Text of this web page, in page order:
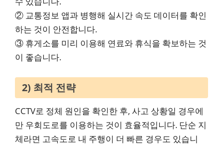
② 교통정보 앱과 병행해 실시간 속도 데이터를 확인
하는 것이 안전합니다.
③ 휴게소를 미리 이용해 연료와 휴식을 확보하는 것
이 좋습니다.
2) 최적 전략
CCTV로 정체 원인을 확인한 후, 사고 상황일 경우에
만 우회도로를 이용하는 것이 효율적입니다. 단순 지
체라면 고속도로 내 주행이 더 빠른 경우도 있습니